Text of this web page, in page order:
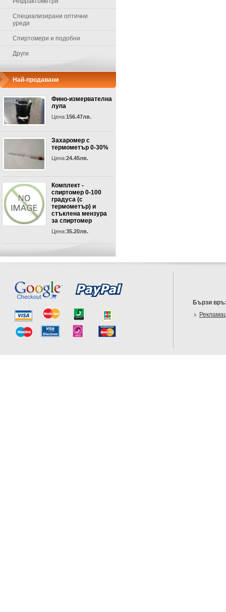
Специализирани оптични
уреди
Спиртомери и подобни
Други
Най-продавани
Фино-измервателна
лупа
Цена:156.47лв.
Захаромер с
термометър 0-30%
Цена:24.45лв.
Комплект -
спиртомер 0-100
градуса (с
термометър) и
стъклена мензура
за спиртомер
Цена:35.20лв.
Бързи